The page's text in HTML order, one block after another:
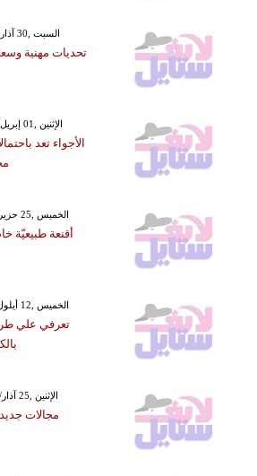
GMT 17:43 2019 السبت ,30 آذار/ مارس
تحديات مهنية
GMT 11:29 2019 الإثنين ,01 إبريل / نيسان
الأجواء تعد
GMT 15:34 2020 الخميس ,25 حزيران / يونيو
أقنعة طبيعيّة
GMT 17:22 2019 الخميس ,12 أيلول / سبتمبر
تعرفي علي
GMT 16:30 2019 الإثنين ,25 آذار/ مارس
مجالات